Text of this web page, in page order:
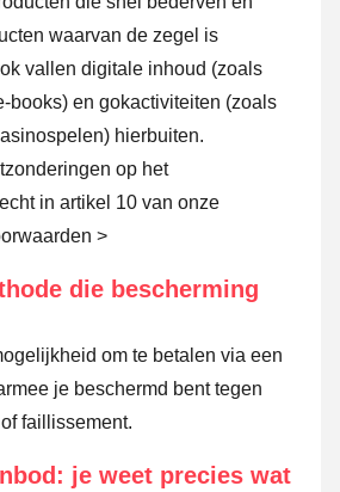
waarvan de zegel is
vallen digitale inhoud (zoals
books) en gokactiviteiten (zoals
hierbuiten.
op het
in artikel 10 van onze
>
die bescherming
om te betalen via een
je beschermd bent tegen
faillissement.
je weet precies wat